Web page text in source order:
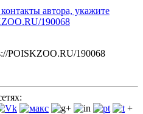
автора, укажите
190068
POISKZOO.RU/190068
+